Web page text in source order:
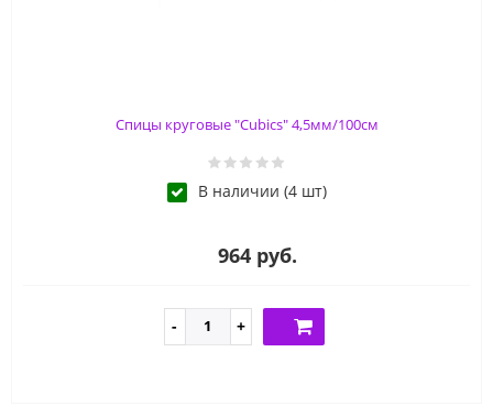
Спицы круговые "Cubics" 4,5мм/100см
В наличии (4 шт)
964 руб.